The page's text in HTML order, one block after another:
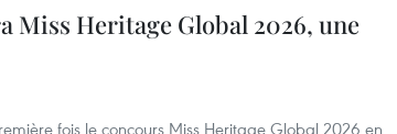
Miss Heritage Global 2026, une
fois le concours Miss Heritage Global 2026 en